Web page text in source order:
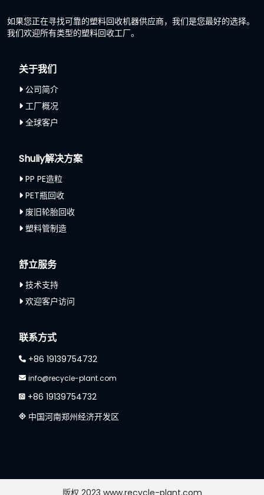
如果您正在寻找可靠的塑料回收机器供应商，我们是您最好的选择。
我们欢迎所有类型的塑料回收工厂。
关于我们
公司简介
工厂概况
全球客户
Shuliy解决方案
PP PE造粒
PET瓶回收
废旧轮胎回收
塑料管制造
舒立服务
技术支持
欢迎客户访问
联系方式
+86 19139754732
info@recycle-plant.com
+86 19139754732
中国河南郑州经济开发区
版权 2023 www.recycle-plant.com